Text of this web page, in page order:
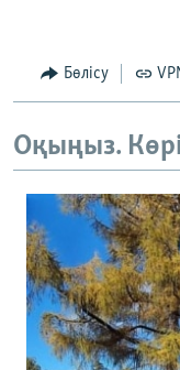
Бөлісу
Оқыңыз.